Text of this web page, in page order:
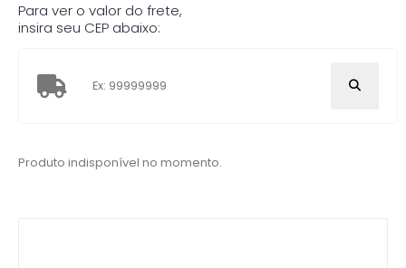
Para ver o valor do frete,
insira seu CEP abaixo:
Produto indisponível no momento.